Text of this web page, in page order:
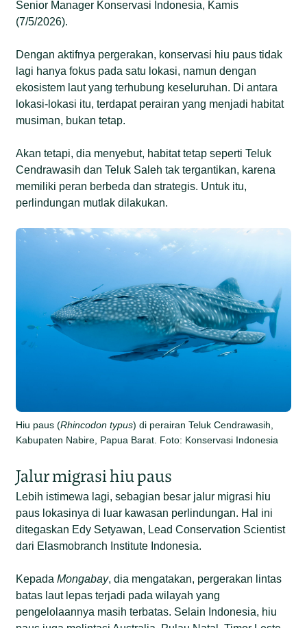
Senior Manager Konservasi Indonesia, Kamis
(7/5/2026).
Dengan aktifnya pergerakan, konservasi hiu paus tidak
lagi hanya fokus pada satu lokasi, namun dengan
ekosistem laut yang terhubung keseluruhan. Di antara
lokasi-lokasi itu, terdapat perairan yang menjadi habitat
musiman, bukan tetap.
Akan tetapi, dia menyebut, habitat tetap seperti Teluk
Cendrawasih dan Teluk Saleh tak tergantikan, karena
memiliki peran berbeda dan strategis. Untuk itu,
perlindungan mutlak dilakukan.
Hiu paus (Rhincodon typus) di perairan Teluk Cendrawasih,
Kabupaten Nabire, Papua Barat. Foto: Konservasi Indonesia
Jalur migrasi hiu paus
Lebih istimewa lagi, sebagian besar jalur migrasi hiu
paus lokasinya di luar kawasan perlindungan. Hal ini
ditegaskan Edy Setyawan, Lead Conservation Scientist
dari Elasmobranch Institute Indonesia.
KepadaMongabay, dia mengatakan, pergerakan lintas
batas laut lepas terjadi pada wilayah yang
pengelolaannya masih terbatas. Selain Indonesia, hiu